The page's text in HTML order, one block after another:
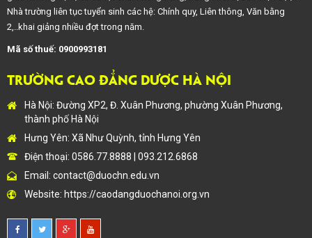
Nhà trường liên tục tuyển sinh các hệ: Chính quy, Liên thông, Văn bằng
2,..khai giảng nhiều đợt trong năm.
Mã số thuế: 0900993181
TRƯỜNG CAO ĐẲNG DƯỢC HÀ NỘI
Hà Nội: Đường XP2, Đ. Xuân Phương, phường Xuân Phương,
thành phố Hà Nội
Hưng Yên: Xã Như Quỳnh, tỉnh Hưng Yên
Điện thoại: 0586.77.8888 | 093.212.6868
Email: contact@duochn.edu.vn
Website: https://caodangduochanoi.org.vn